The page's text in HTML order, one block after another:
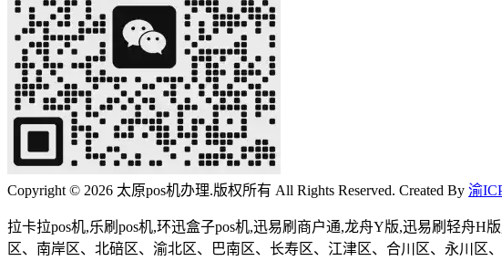
Copyright © 2026 太原pos机办理.版权所有 All Rights Reserved. Created By 渝
拉卡拉pos机,乐刷pos机,环迅盒子pos机,迅易刷商户通,龙舟Y版,迅易刷轻舟
区、南岸区、北碚区、渝北区、巴南区、长寿区、江津区、合川区、永川